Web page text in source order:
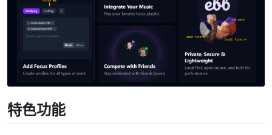
特色功能